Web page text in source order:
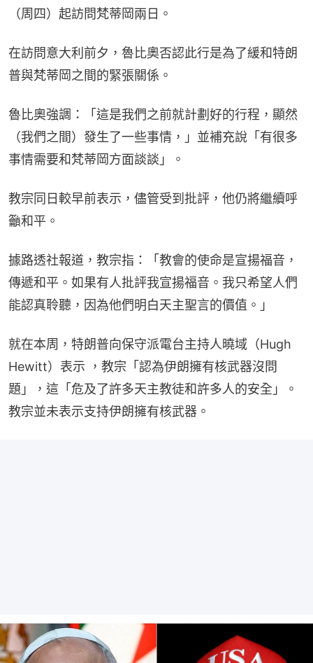
（周四）起訪問梵蒂岡兩日。
在訪問意大利前夕，魯比奧否認此行是為了緩和特朗
普與梵蒂岡之間的緊張關係。
魯比奧強調：「這是我們之前就計劃好的行程，顯然
（我們之間）發生了一些事情，」並補充說「有很多
事情需要和梵蒂岡方面談談」。
教宗同日較早前表示，儘管受到批評，他仍將繼續呼
籲和平。
據路透社報道，教宗指：「教會的使命是宣揚福音，
傳遞和平。如果有人批評我宣揚福音。我只希望人們
能認真聆聽，因為他們明白天主聖言的價值。」
就在本周，特朗普向保守派電台主持人曉域（Hugh
Hewitt）表示 ，教宗「認為伊朗擁有核武器沒問
題」，這「危及了許多天主教徒和許多人的安全」。
教宗並未表示支持伊朗擁有核武器。